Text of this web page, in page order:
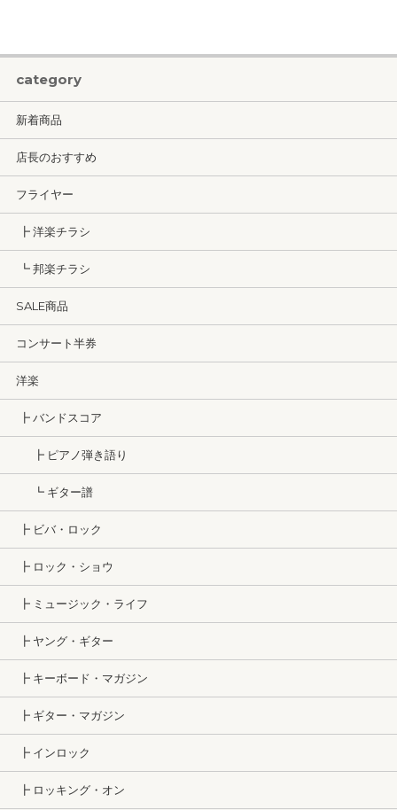
category
新着商品
店長のおすすめ
フライヤー
┣ 洋楽チラシ
┗ 邦楽チラシ
SALE商品
コンサート半券
洋楽
┣ バンドスコア
┣ ピアノ弾き語り
┗ ギター譜
┣ ビバ・ロック
┣ ロック・ショウ
┣ ミュージック・ライフ
┣ ヤング・ギター
┣ キーボード・マガジン
┣ ギター・マガジン
┣ インロック
┣ ロッキング・オン